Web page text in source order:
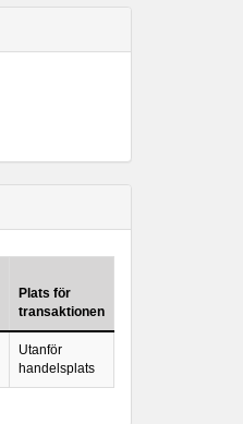
Plats för
transaktionen
Utanför
handelsplats